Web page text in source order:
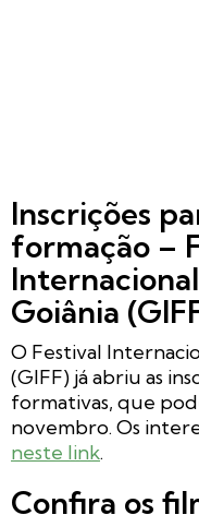
Inscrições
formação –
Goiânia
O Festival
(GIFF) já abriu as
formativas, que
novembro. Os
neste link.
Confira os